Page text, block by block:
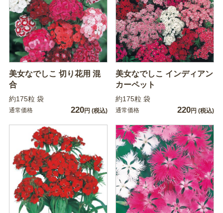
美女なでしこ 切り花用 混
合
約175粒 袋
通常価格 220円 (税込)
美女なでしこ インディアン
カーペット
約175粒 袋
通常価格 220円 (税込)